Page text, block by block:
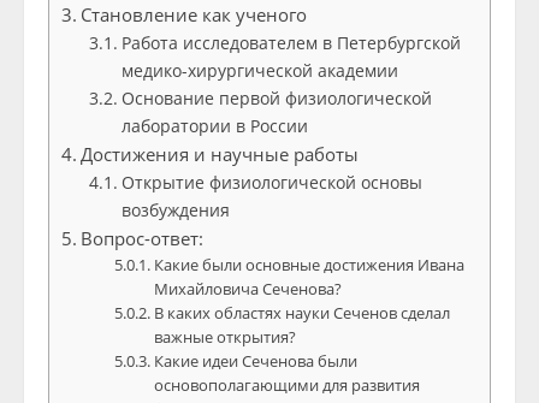
Становление как ученого
Работа исследователем в Петербургской
медико-хирургической академии
Основание первой физиологической
лаборатории в России
Достижения и научные работы
Открытие физиологической основы
возбуждения
Вопрос-ответ:
Какие были основные достижения Ивана
Михайловича Сеченова?
В каких областях науки Сеченов сделал
важные открытия?
Какие идеи Сеченова были
основополагающими для развития